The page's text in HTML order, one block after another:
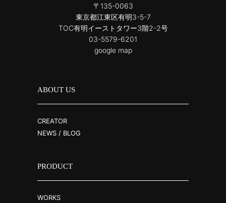
〒135-0063
東京都江東区有明3-5-7
TOC有明イーストタワー3階2-2号
03-5579-6201
google map
ABOUT US
CREATOR
NEWS / BLOG
PRODUCT
WORKS